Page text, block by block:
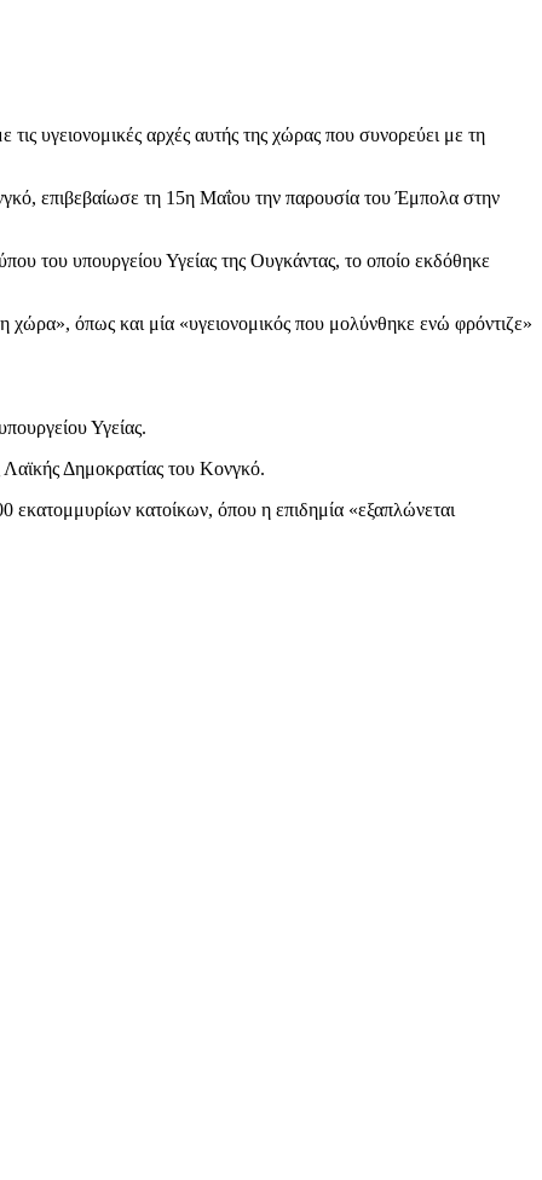
υγειονομικές αρχές αυτής της χώρας που συνορεύει με τη
επιβεβαίωσε τη 15η Μαΐου την παρουσία του Έμπολα στην
του υπουργείου Υγείας της Ουγκάντας, το οποίο εκδόθηκε
χώρα», όπως και μία «υγειονομικός που μολύνθηκε ενώ φρόντιζε»
Υγείας.
Δημοκρατίας του Κονγκό.
κατοίκων, όπου η επιδημία «εξαπλώνεται